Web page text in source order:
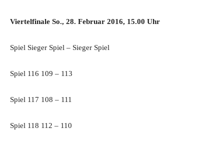
Viertelfinale So., 28. Februar 2016, 15.00 Uhr
Spiel Sieger Spiel – Sieger Spiel
Spiel 116 109 – 113
Spiel 117 108 – 111
Spiel 118 112 – 110